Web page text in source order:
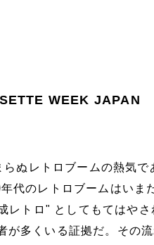
WEEK JAPAN
ぬレトロブームの熱気で
代のレトロブームはいま
レトロ" としてもてはやさ
が多くいる証拠だ。その